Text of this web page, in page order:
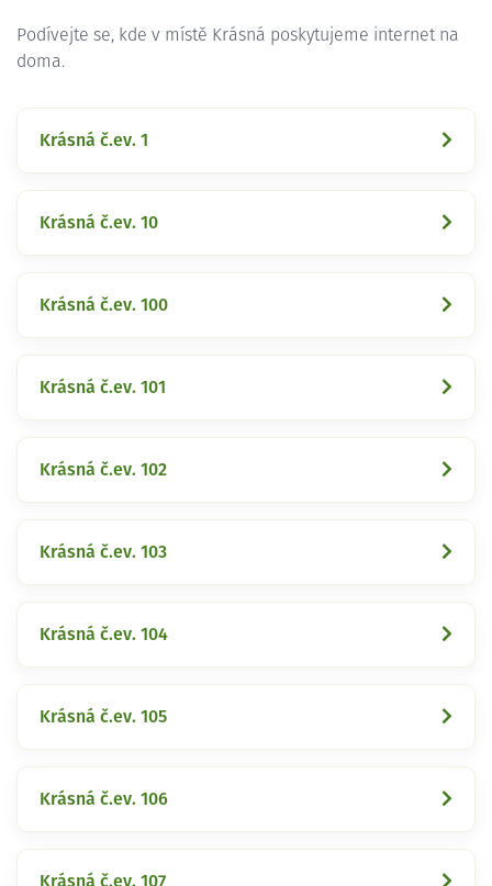
Podívejte se, kde v místě Krásná poskytujeme internet na
doma.
Krásná č.ev. 1
Krásná č.ev. 10
Krásná č.ev. 100
Krásná č.ev. 101
Krásná č.ev. 102
Krásná č.ev. 103
Krásná č.ev. 104
Krásná č.ev. 105
Krásná č.ev. 106
Krásná č.ev. 107